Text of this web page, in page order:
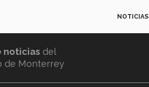
NOTICIAS
noticias del
de Monterrey